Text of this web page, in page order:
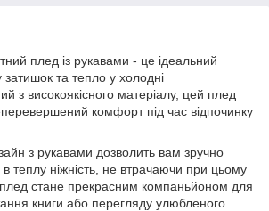
плед із рукавами - це ідеальний
затишок та тепло у холодні
з високоякісного матеріалу, цей плед
комфорт під час відпочинку
з рукавами дозволить вам зручно
в теплу ніжність, не втрачаючи при цьому
стане прекрасним компаньйоном для
книги або перегляду улюбленого